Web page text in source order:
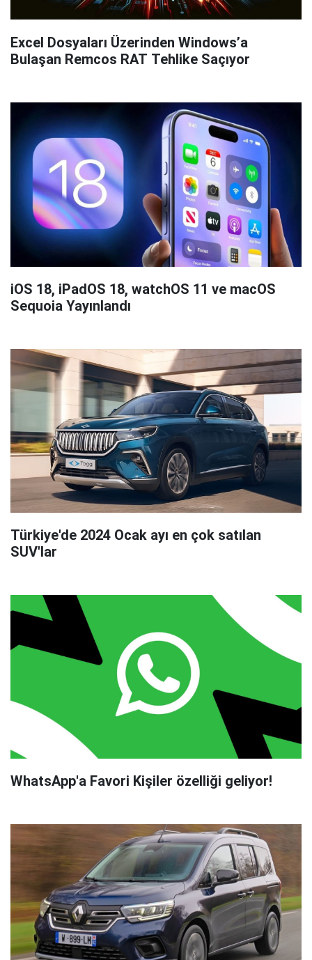
Excel Dosyaları Üzerinden Windows’a
Bulaşan Remcos RAT Tehlike Saçıyor
iOS 18, iPadOS 18, watchOS 11 ve macOS
Sequoia Yayınlandı
Türkiye'de 2024 Ocak ayı en çok satılan
SUV'lar
WhatsApp'a Favori Kişiler özelliği geliyor!